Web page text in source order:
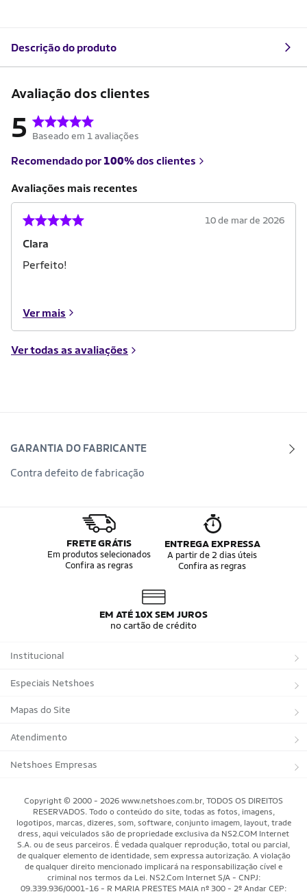
Descrição do produto
Avaliação dos clientes
5 Baseado em 1 avaliações
Recomendado por 100%dos clientes
Avaliações mais recentes
Clara
10 de mar de 2026
Perfeito!
Ver mais
Ver todas as avaliações
GARANTIA DO FABRICANTE
Contra defeito de fabricação
FRETE GRÁTIS
Em produtos selecionados
Confira as regras
ENTREGA EXPRESSA
A partir de 2 dias úteis
Confira as regras
EM ATÉ 10X SEM JUROS
no cartão de crédito
Institucional
Sobre a Netshoes
Política de Privacidade
Programa de Afiliados
Regulamentos
Programa de Integridade
Blog
Black Friday Magalu
Black Friday Netshoes
Especiais Netshoes
Suplementos
Corrida
Bicicletas
Basquete
Motorsport
Saúde Bem-Estar
Mapas do Site
Marcas
Tipos de Produtos
Atendimento
Trocas e devoluções
Minha Conta
Meus Pedidos
Pagamentos
Netshoes Empresas
Copyright © 2000 - 2026 www.netshoes.com.br, TODOS OS DIREITOS
RESERVADOS. Todo o conteúdo do site, todas as fotos, imagens,
logotipos, marcas, dizeres, som, software, conjunto imagem, layout, trade
dress, aqui veiculados são de propriedade exclusiva da NS2.COM Internet
S.A. ou de seus parceiros. É vedada qualquer reprodução, total ou parcial,
de qualquer elemento de identidade, sem expressa autorização. A violação
de qualquer direito mencionado implicará na responsabilização cível e
criminal nos termos da Lei. NS2.Com Internet S/A - CNPJ:
09.339.936/0001-16 - R MARIA PRESTES MAIA nº 300 - 2º Andar CEP: